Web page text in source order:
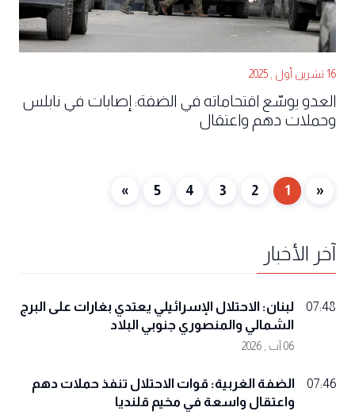
16 تشرين أول , 2025
العدو يوسّع اقتحاماته في الضفة: إصابات في نابلس
وحملات دهم واعتقال
«
1
2
3
4
5
»
آخر الأخبار
07:48
لبنان: الاحتلال الإسرائيلي يعتدي بغارات على البرج
الشمالي والمنصوري جنوبي البلاد
06 آب , 2026
07:46
الضفة الغربية: قوات الاحتلال تنفذ حملات دهم
واعتقال واسعة في مخيم قلنديا